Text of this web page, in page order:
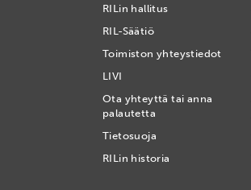
RILin hallitus
RIL-Säätiö
Toimiston yhteystiedot
LIVI
Ota yhteyttä tai anna
palautetta
Tietosuoja
RILin historia